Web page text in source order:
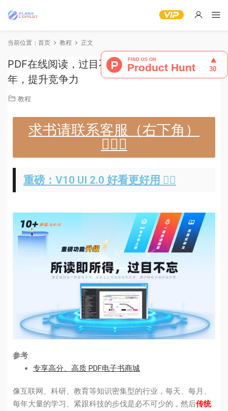
当前位置： 首页 教程 正文
PDF在线阅读，过目不忘，多读、精度 10+ 本/
年，提升竞争力
教程
求书请联系客服（右下角）
👉🏻👤
重磅：V10 UI 2.0 好看更好用 👉🏻
参考
专享高分、高质 PDF电子书商城
像互联网、科研、教育等知识密集型的行业，每天、每月、
每年大量的学习、紧跟科技的步伐是必不可少的，然后传统